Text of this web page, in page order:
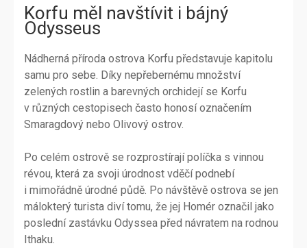
Korfu měl navštívit i bájný
Odysseus
Nádherná příroda ostrova Korfu představuje kapitolu
samu pro sebe. Díky nepřebernému množství
zelených rostlin a barevných orchidejí se Korfu
v různých cestopisech často honosí označením
Smaragdový nebo Olivový ostrov.
Po celém ostrově se rozprostírají políčka s vinnou
révou, která za svoji úrodnost vděčí podnebí
i mimořádně úrodné půdě. Po návštěvě ostrova se jen
málokterý turista diví tomu, že jej Homér označil jako
poslední zastávku Odyssea před návratem na rodnou
Ithaku.